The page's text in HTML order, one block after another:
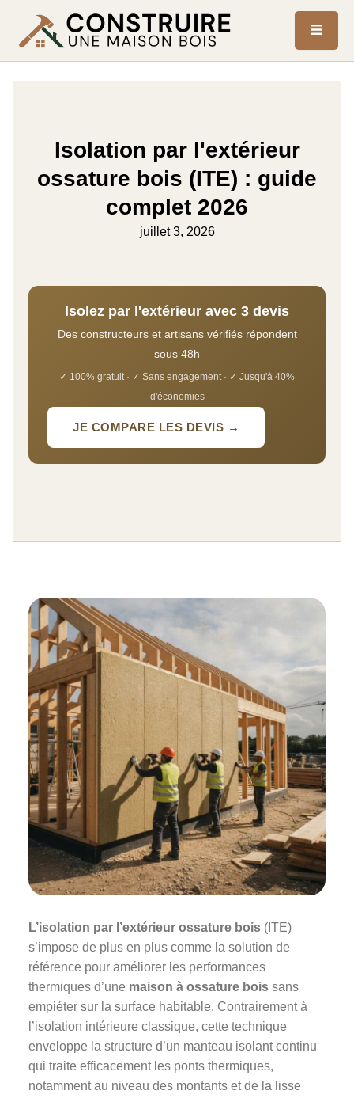
Isolation par l'extérieur
ossature bois (ITE) : guide
complet 2026
juillet 3, 2026
Isolez par l'extérieur avec 3 devis
Des constructeurs et artisans vérifiés répondent
sous 48h
✓ 100% gratuit · ✓ Sans engagement · ✓ Jusqu'à 40%
d'économies
JE COMPARE LES DEVIS →
L’isolation par l’extérieur ossature bois (ITE)
s’impose de plus en plus comme la solution de
référence pour améliorer les performances
thermiques d’une maison à ossature bois sans
empiéter sur la surface habitable. Contrairement à
l’isolation intérieure classique, cette technique
enveloppe la structure d’un manteau isolant continu
qui traite efficacement les ponts thermiques,
notamment au niveau des montants et de la lisse